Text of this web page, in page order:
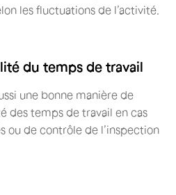
les fluctuations de l’activité.
du temps de travail
une bonne manière de
des temps de travail en cas
ou de contrôle de l’inspection